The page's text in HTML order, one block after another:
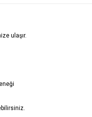
ulaşır.